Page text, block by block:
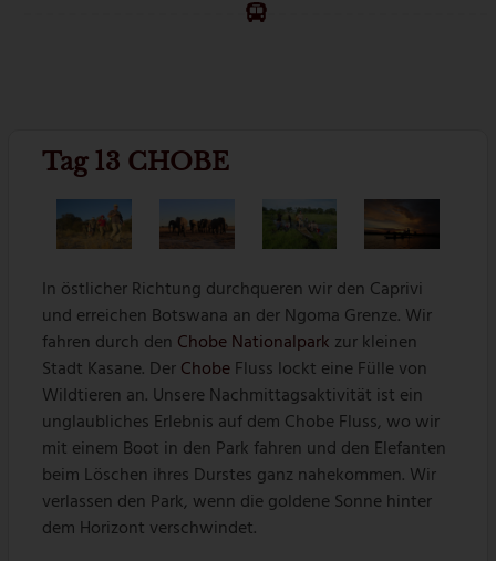
Tag 13 CHOBE
In östlicher Richtung durchqueren wir den Caprivi
und erreichen Botswana an der Ngoma Grenze. Wir
fahren durch den Chobe Nationalpark zur kleinen
Stadt Kasane. DerChobeFluss lockt eine Fülle von
Wildtieren an. Unsere Nachmittagsaktivität ist ein
unglaubliches Erlebnis auf dem Chobe Fluss, wo wir
mit einem Boot in den Park fahren und den Elefanten
beim Löschen ihres Durstes ganz nahekommen. Wir
verlassen den Park, wenn die goldene Sonne hinter
dem Horizont verschwindet.